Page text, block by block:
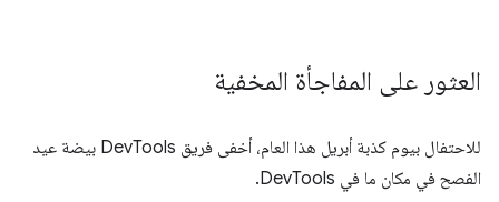
العثور على المفاجأة المخفية
للاحتفال بيوم كذبة أبريل هذا العام، أخفى فريق DevTools بيضة عيد
الفصح في مكان ما في DevTools.